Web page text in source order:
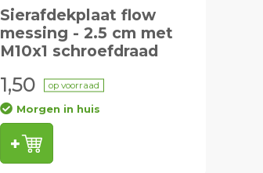
Sierafdekplaat flow
messing - 2.5 cm met
M10x1 schroefdraad
1,50 op voorraad
Morgen in huis